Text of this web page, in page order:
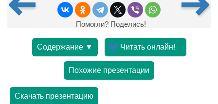
Помогли? Поделись!
Содержание ▼ Читать онлайн!
Похожие презентации
Скачать презентацию